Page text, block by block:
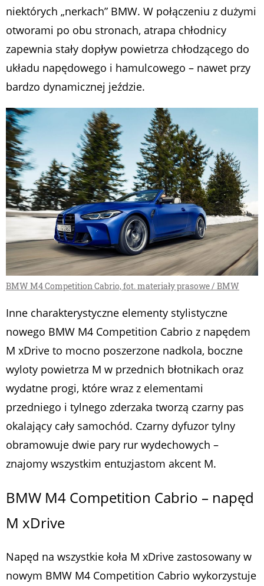
niektórych „nerkach” BMW. W połączeniu z dużymi
otworami po obu stronach, atrapa chłodnicy
zapewnia stały dopływ powietrza chłodzącego do
układu napędowego i hamulcowego – nawet przy
bardzo dynamicznej jeździe.
BMW M4 Competition Cabrio, fot. materiały prasowe / BMW
Inne charakterystyczne elementy stylistyczne
nowego BMW M4 Competition Cabrio z napędem
M xDrive to mocno poszerzone nadkola, boczne
wyloty powietrza M w przednich błotnikach oraz
wydatne progi, które wraz z elementami
przedniego i tylnego zderzaka tworzą czarny pas
okalający cały samochód. Czarny dyfuzor tylny
obramowuje dwie pary rur wydechowych –
znajomy wszystkim entuzjastom akcent M.
BMW M4 Competition Cabrio – napęd
M xDrive
Napęd na wszystkie koła M xDrive zastosowany w
nowym BMW M4 Competition Cabrio wykorzystuje